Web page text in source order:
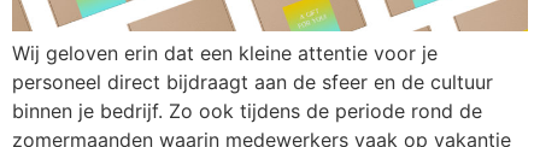
Wij geloven erin dat een kleine attentie voor je
personeel direct bijdraagt aan de sfeer en de cultuur
binnen je bedrijf. Zo ook tijdens de periode rond de
zomermaanden waarin medewerkers vaak op vakantie